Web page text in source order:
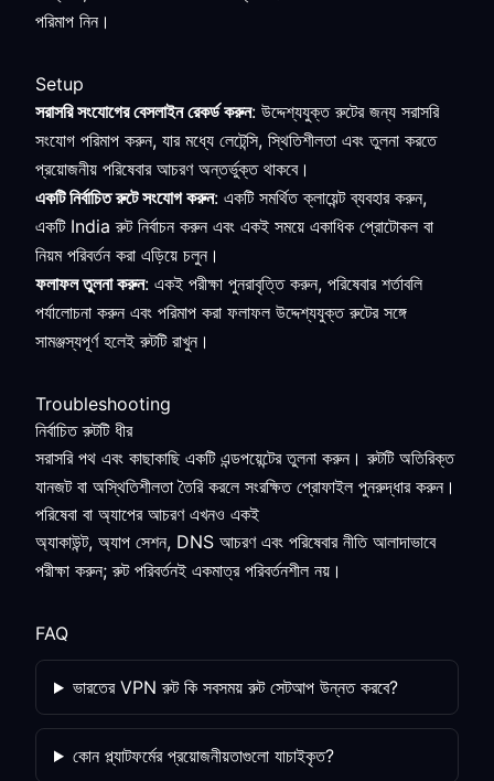
পরিমাপ নিন।
Setup
সরাসরি সংযোগের বেসলাইন রেকর্ড করুন: উদ্দেশ্যযুক্ত রুটের জন্য সরাসরি
সংযোগ পরিমাপ করুন, যার মধ্যে লেটেন্সি, স্থিতিশীলতা এবং তুলনা করতে
প্রয়োজনীয় পরিষেবার আচরণ অন্তর্ভুক্ত থাকবে।
একটি নির্বাচিত রুটে সংযোগ করুন: একটি সমর্থিত ক্লায়েন্ট ব্যবহার করুন,
একটি India রুট নির্বাচন করুন এবং একই সময়ে একাধিক প্রোটোকল বা
নিয়ম পরিবর্তন করা এড়িয়ে চলুন।
ফলাফল তুলনা করুন: একই পরীক্ষা পুনরাবৃত্তি করুন, পরিষেবার শর্তাবলি
পর্যালোচনা করুন এবং পরিমাপ করা ফলাফল উদ্দেশ্যযুক্ত রুটের সঙ্গে
সামঞ্জস্যপূর্ণ হলেই রুটটি রাখুন।
Troubleshooting
নির্বাচিত রুটটি ধীর
সরাসরি পথ এবং কাছাকাছি একটি এন্ডপয়েন্টের তুলনা করুন। রুটটি অতিরিক্ত
যানজট বা অস্থিতিশীলতা তৈরি করলে সংরক্ষিত প্রোফাইল পুনরুদ্ধার করুন।
পরিষেবা বা অ্যাপের আচরণ এখনও একই
অ্যাকাউন্ট, অ্যাপ সেশন, DNS আচরণ এবং পরিষেবার নীতি আলাদাভাবে
পরীক্ষা করুন; রুট পরিবর্তনই একমাত্র পরিবর্তনশীল নয়।
FAQ
ভারতের VPN রুট কি সবসময় রুট সেটআপ উন্নত করবে?
কোন প্ল্যাটফর্মের প্রয়োজনীয়তাগুলো যাচাইকৃত?